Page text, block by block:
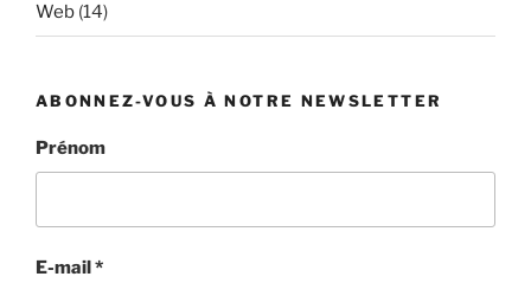
Web (14)
ABONNEZ-VOUS À NOTRE NEWSLETTER
Prénom
E-mail*